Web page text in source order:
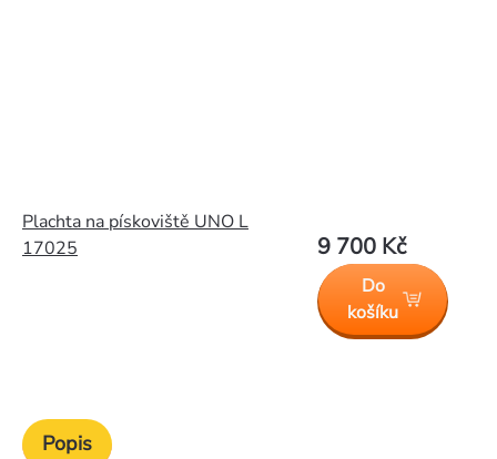
Plachta na pískoviště UNO L
17025
9 700 Kč
Do
košíku
Popis